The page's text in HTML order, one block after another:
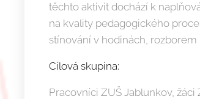
těchto aktivit dochází k
na kvality pedagogického
stínování v hodinách, rozborem
Cílová skupina:
Pracovníci ZUŠ Jablunkov,